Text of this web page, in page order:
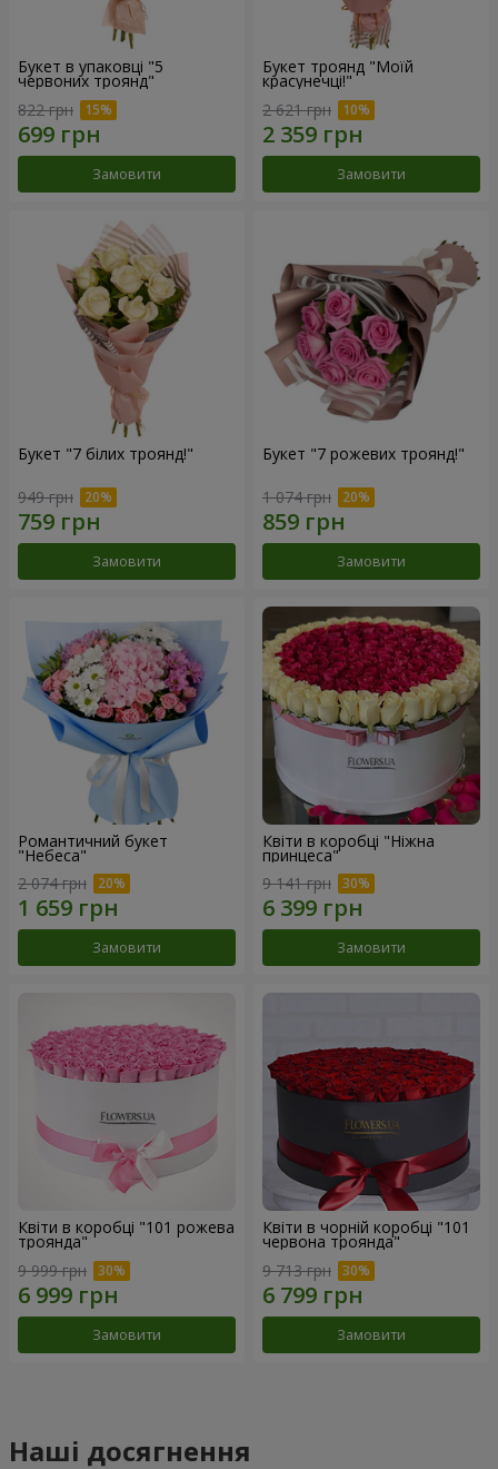
Букет в упаковці "5
червоних троянд"
822 грн
Замовити
Букет троянд "Моїй
красунечці!"
2 621 грн
Замовити
Букет "7 білих троянд!"
949 грн
Замовити
Букет "7 рожевих троянд!"
1 074 грн
Замовити
Романтичний букет
"Небеса"
2 074 грн
Замовити
Квіти в коробці "Ніжна
принцеса"
9 141 грн
Замовити
Квіти в коробці "101 рожева
троянда"
9 999 грн
Замовити
Квіти в чорній коробці "101
червона троянда"
9 713 грн
Замовити
Наші досягнення